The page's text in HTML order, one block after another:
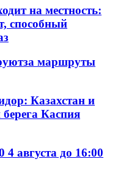
на местность:
способный
маршруты
Казахстан и
Каспия
августа до 16:00